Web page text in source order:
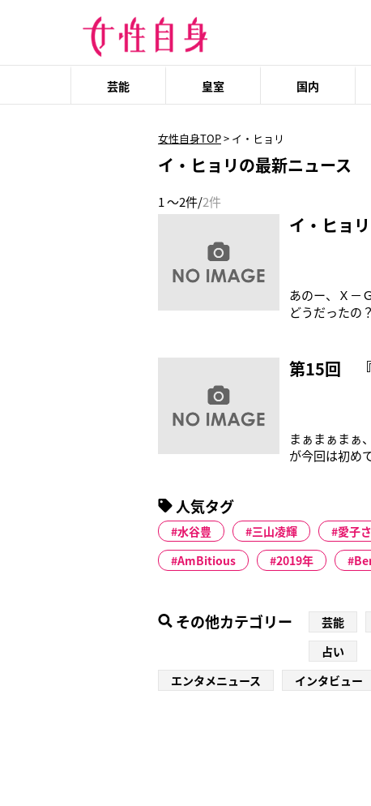
芸能 皇室 国内
女性自身TOP> イ・ヒョリ
イ・ヒョリの最新ニュース
1 ～2件/2件
イ・ヒョ
あのー、Ｘ－
どうだったの
てる人が居
そんなスンギ
第15回 『
まぁまぁまぁ
が今回は初め
了するもの
人気タグ
水谷豊 三山凌輝 愛子
AmBitious
2019年
その他カテゴリー 芸能
占い
エンタメニュース
インタビュー